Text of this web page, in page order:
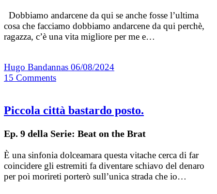
Dobbiamo andarcene da qui se anche fosse l’ultima
cosa che facciamo dobbiamo andarcene da qui perchè,
ragazza, c’è una vita migliore per me e…
Hugo Bandannas 06/08/2024
15 Comments
Piccola città bastardo posto.
Ep. 9 della Serie: Beat on the Brat
È una sinfonia dolceamara questa vitache cerca di far
coincidere gli estremiti fa diventare schiavo del denaro
per poi morireti porterò sull’unica strada che io…